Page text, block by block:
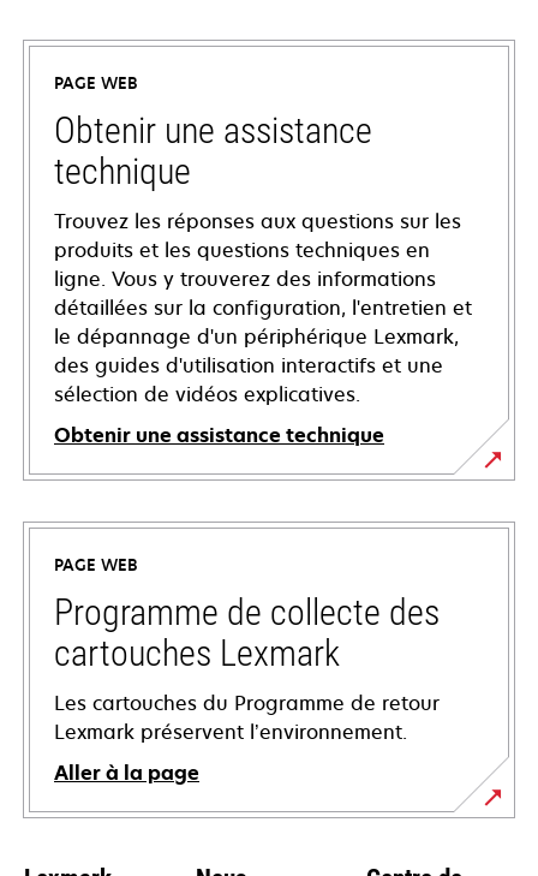
PAGE WEB
Obtenir une assistance
technique
Trouvez les réponses aux questions sur les
produits et les questions techniques en
ligne. Vous y trouverez des informations
détaillées sur la configuration, l'entretien et
le dépannage d'un périphérique Lexmark,
des guides d'utilisation interactifs et une
sélection de vidéos explicatives.
Obtenir une assistance technique
s’ouvre
dans
nouvel
onglet
PAGE WEB
Programme de collecte des
cartouches Lexmark
Les cartouches du Programme de retour
Lexmark préservent l’environnement.
Aller à la page